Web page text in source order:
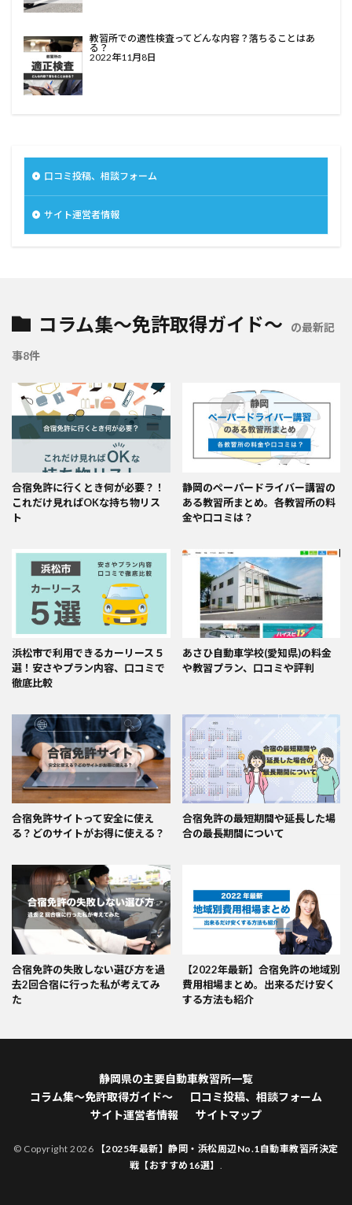
教習所での適性検査ってどんな内容？落ちることはあ
る？
2022年11月8日
口コミ投稿、相談フォーム
サイト運営者情報
コラム集～免許取得ガイド～ の最新記
事8件
合宿免許に行くとき何が必要？！
これだけ見ればOKな持ち物リス
ト
静岡のペーパードライバー講習の
ある教習所まとめ。各教習所の料
金や口コミは？
浜松市で利用できるカーリース５
選！安さやプラン内容、口コミで
徹底比較
あさひ自動車学校(愛知県)の料金
や教習プラン、口コミや評判
合宿免許サイトって安全に使え
る？どのサイトがお得に使える？
合宿免許の最短期間や延長した場
合の最長期間について
合宿免許の失敗しない選び方を過
去2回合宿に行った私が考えてみ
た
【2022年最新】合宿免許の地域別
費用相場まとめ。出来るだけ安く
する方法も紹介
静岡県の主要自動車教習所一覧
コラム集～免許取得ガイド～
口コミ投稿、相談フォーム
サイト運営者情報
サイトマップ
© Copyright 2026
【2025年最新】静岡・浜松周辺No.1自動車教習所決定
戦【おすすめ16選】